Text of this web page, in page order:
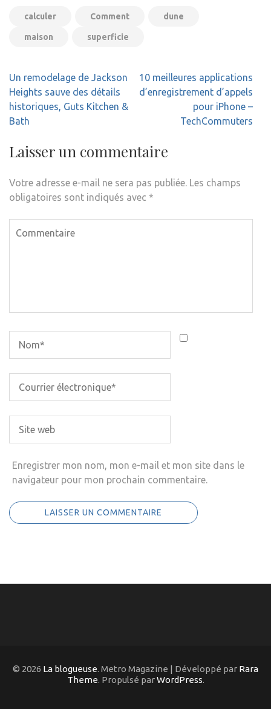
calculer Comment dune
maison superficie
Navigation
de
l’article
Un remodelage de Jackson
Heights sauve des détails
historiques, Guts Kitchen &
Bath
10 meilleures applications
d’enregistrement d’appels
pour iPhone –
TechCommuters
Laisser un commentaire
Votre adresse e-mail ne sera pas publiée. Les champs
obligatoires sont indiqués avec *
Enregistrer mon nom, mon e-mail et mon site dans le
navigateur pour mon prochain commentaire.
© 2026 La blogueuse. Metro Magazine | Développé par Rara
Theme. Propulsé parWordPress.